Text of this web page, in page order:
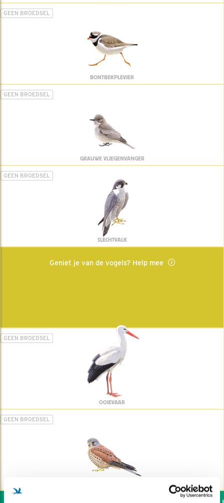
GEEN BROEDSEL
BONTBEKPLEVIER
GEEN BROEDSEL
GRAUWE VLIEGENVANGER
GEEN BROEDSEL
SLECHTVALK
Geniet je van de vogels? Help mee
GEEN BROEDSEL
OOIEVAAR
GEEN BROEDSEL